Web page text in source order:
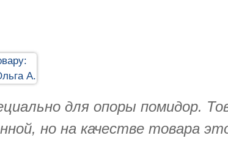
для опоры помидор.
но на качестве товара